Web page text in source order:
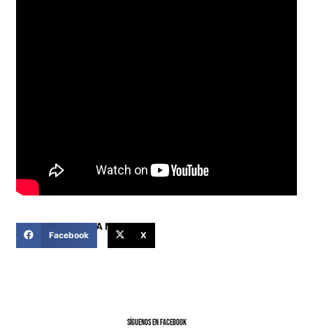
COMPARTIR ESTA NOTICIA
Facebook X
SíGUENOS EN FACEBOOK